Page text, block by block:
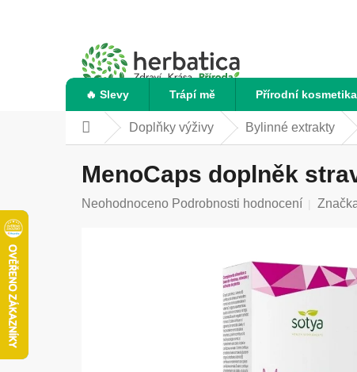
🔥 Slevy Trápí mě Přírodní kosmetika
Domů Doplňky výživy Bylinné extrakty
MenoCaps doplněk
Průměrné
Neohodnoceno Podrobnosti hodnocení